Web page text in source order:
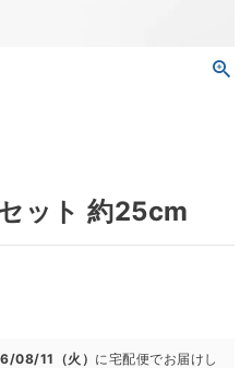
ット 約25cm
08/11（火） に宅配便でお届けし